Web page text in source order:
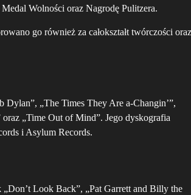
Wolności oraz Nagrodę Pulitzera.
go również za całokształt twórczości oraz
„The Times They Are a-Changin’”,
„Time Out of Mind”. Jego dyskografia
i Asylum Records.
Look Back”, „Pat Garrett and Billy the